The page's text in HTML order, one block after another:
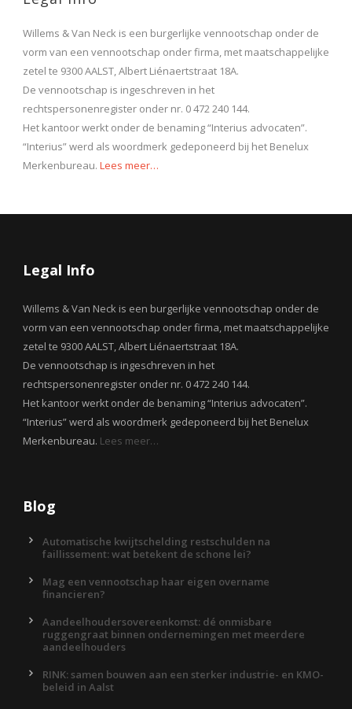
Willems & Van Neck is een burgerlijke vennootschap onder de
vorm van een vennootschap onder firma, met maatschappelijke
zetel te 9300 AALST, Albert Liénaertstraat 18A.
De vennootschap is ingeschreven in het
rechtspersonenregister onder nr. 0 472 240 144.
Het kantoor werkt onder de benaming “Interius advocaten”.
“Interius” werd als woordmerk gedeponeerd bij het Benelux
Merkenbureau. Lees meer…
Legal Info
Willems & Van Neck is een burgerlijke vennootschap onder de
vorm van een vennootschap onder firma, met maatschappelijke
zetel te 9300 AALST, Albert Liénaertstraat 18A.
De vennootschap is ingeschreven in het
rechtspersonenregister onder nr. 0 472 240 144.
Het kantoor werkt onder de benaming “Interius advocaten”.
“Interius” werd als woordmerk gedeponeerd bij het Benelux
Merkenbureau. Lees meer…
Blog
Automatische kwijtschelding restschulden na
faillissement: wat betekent de schone lei?
Mag een vennootschap haar eigen overname
financieren?
Aandeelhoudersovereenkomst: dé onmisbare
ruggengraat binnen ondernemingen met meerdere
aandeelhouders
RINK: samen bouwen aan een sterker industrie- en KMO-
beleid in Aalst